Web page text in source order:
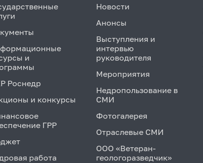
и
Роснедр
и конкурсы
ГРР
работа
Новости
Анонсы
Выступления и
интервью
руководителя
Мероприятия
Недропользование в
СМИ
Фотогалерея
Отраслевые СМИ
ООО «Ветеран-
геологоразведчик»